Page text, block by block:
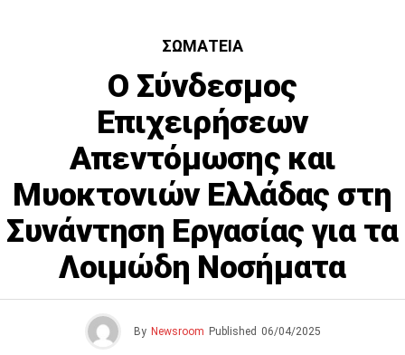
ΣΩΜΑΤΕΊΑ
Ο Σύνδεσμος
Επιχειρήσεων
Απεντόμωσης και
Μυοκτονιών Ελλάδας στη
Συνάντηση Εργασίας για τα
Λοιμώδη Νοσήματα
By Newsroom Published 06/04/2025